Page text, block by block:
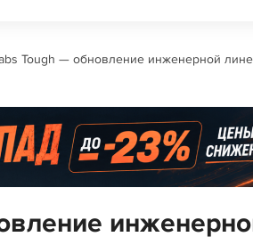
Tough — обновление инженерной